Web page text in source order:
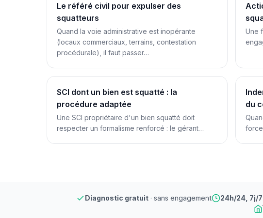
Le référé civil pour expulser des
squatteurs
Quand la voie administrative est inopérante
(locaux commerciaux, terrains, contestation
procédurale), il faut passer…
Une
SCI dont un bien est squatté : la
procédure adaptée
Une SCI propriétaire d'un bien squatté doit
respecter un formalisme renforcé : le gérant…
du
Diagnostic gratuit· sans engagement 24h/24, 7j/7